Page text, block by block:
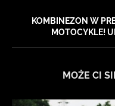
KOMBINEZON W
MOTOCYKLE!
MOŻE CI